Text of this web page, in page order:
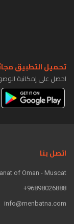
تحميل التطبيق
احصل على إمكانية
اتصل بنا
of Oman - Muscat
96898026888+
info@menbatna.com